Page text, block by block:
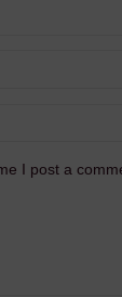
I post a